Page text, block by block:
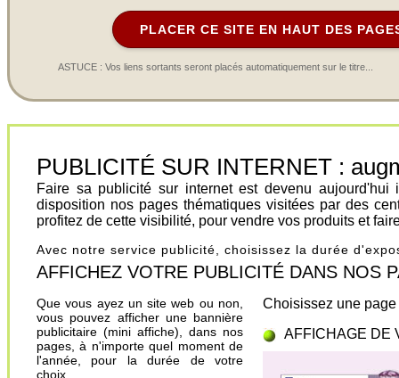
PLACER CE SITE EN HAUT DES
ASTUCE : Vos liens sortants seront placés automatiquement sur le titre...
PUBLICITÉ SUR INTERNET :
Faire sa publicité sur internet est devenu
disposition nos pages thématiques visitées par des
profitez de cette visibilité, pour vendre vos produits et
Avec notre service publicité, choisissez la durée
AFFICHEZ VOTRE PUBLICITÉ DANS NOS
Que vous ayez un site web ou non,
vous pouvez afficher une bannière
publicitaire (mini affiche), dans nos
pages, à n'importe quel moment de
l'année, pour la durée de votre
choix.
Choisissez une
AFFICHAGE DE